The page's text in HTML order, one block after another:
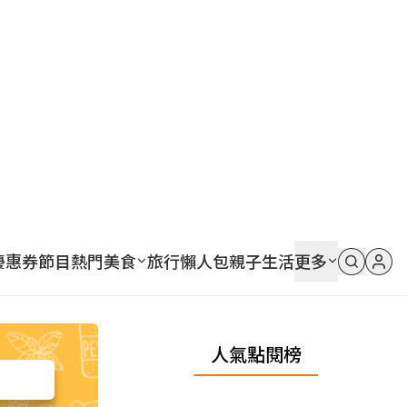
惠券節目熱門美食 旅行懶人包親子生活更多
人氣點閱榜